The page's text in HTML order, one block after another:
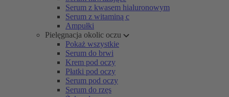
Serum z kwasem hialuronowym
Serum z witaminą c
Ampułki
Pielęgnacja okolic oczu
Pokaż wszystkie
Serum do brwi
Krem pod oczy
Płatki pod oczy
Serum pod oczy
Serum do rzęs